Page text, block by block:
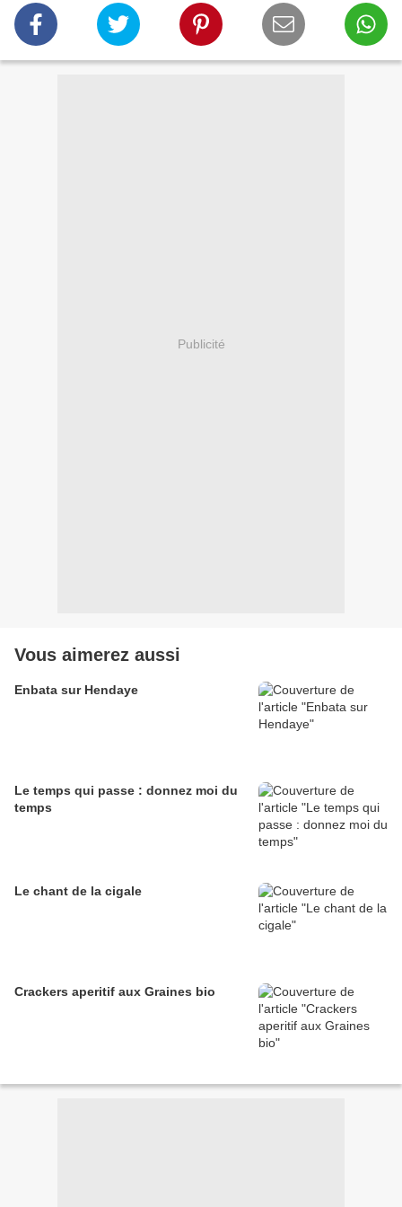
Publicité
Vous aimerez aussi
Enbata sur Hendaye
Le temps qui passe : donnez moi du
temps
Le chant de la cigale
Crackers aperitif aux Graines bio